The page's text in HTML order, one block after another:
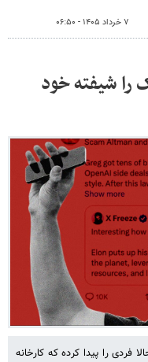
۷ خرداد ۱۴۰۵ - ۰۶:۵۰
شیفته خود
را پیدا کرده که کارخانه